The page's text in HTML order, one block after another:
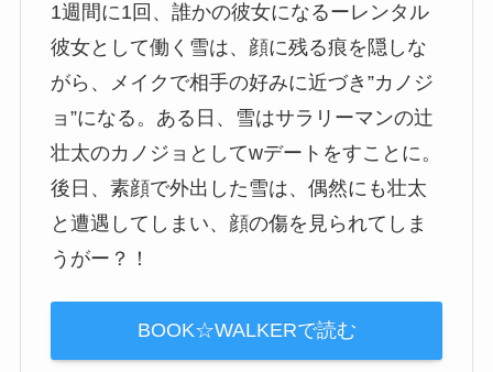
1週間に1回、誰かの彼女になるーレンタル
彼女として働く雪は、顔に残る痕を隠しな
がら、メイクで相手の好みに近づき”カノジ
ョ”になる。ある日、雪はサラリーマンの辻
壮太のカノジョとしてwデートをすことに。
後日、素顔で外出した雪は、偶然にも壮太
と遭遇してしまい、顔の傷を見られてしま
うがー？！
BOOK☆WALKERで読む